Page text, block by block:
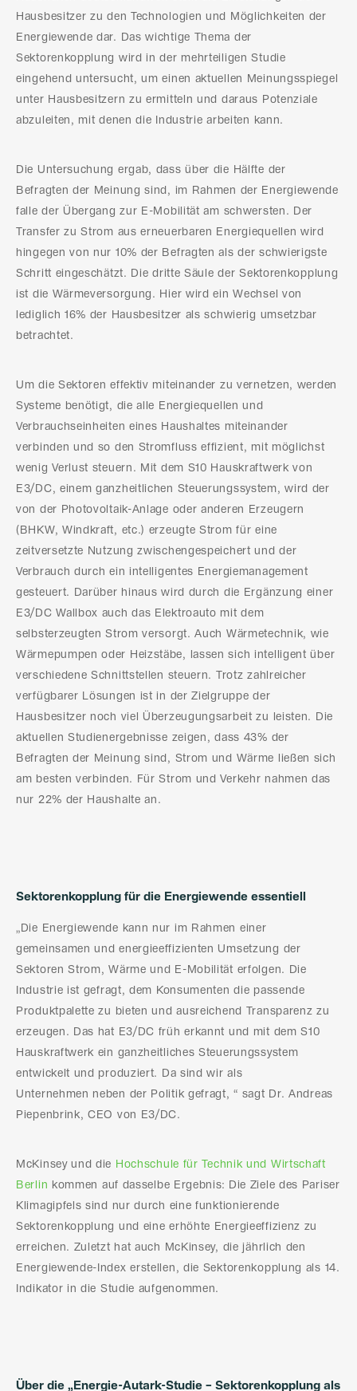
Hausbesitzer zu den Technologien und Möglichkeiten der
Energiewende dar. Das wichtige Thema der
Sektorenkopplung wird in der mehrteiligen Studie
eingehend untersucht, um einen aktuellen Meinungsspiegel
unter Hausbesitzern zu ermitteln und daraus Potenziale
abzuleiten, mit denen die Industrie arbeiten kann.
Die Untersuchung ergab, dass über die Hälfte der
Befragten der Meinung sind, im Rahmen der Energiewende
falle der Übergang zur E-Mobilität am schwersten. Der
Transfer zu Strom aus erneuerbaren Energiequellen wird
hingegen von nur 10% der Befragten als der schwierigste
Schritt eingeschätzt. Die dritte Säule der Sektorenkopplung
ist die Wärmeversorgung. Hier wird ein Wechsel von
lediglich 16% der Hausbesitzer als schwierig umsetzbar
betrachtet.
Um die Sektoren effektiv miteinander zu vernetzen, werden
Systeme benötigt, die alle Energiequellen und
Verbrauchseinheiten eines Haushaltes miteinander
verbinden und so den Stromfluss effizient, mit möglichst
wenig Verlust steuern. Mit dem S10 Hauskraftwerk von
E3/DC, einem ganzheitlichen Steuerungssystem, wird der
von der Photovoltaik-Anlage oder anderen Erzeugern
(BHKW, Windkraft, etc.) erzeugte Strom für eine
zeitversetzte Nutzung zwischengespeichert und der
Verbrauch durch ein intelligentes Energiemanagement
gesteuert. Darüber hinaus wird durch die Ergänzung einer
E3/DC Wallbox auch das Elektroauto mit dem
selbsterzeugten Strom versorgt. Auch Wärmetechnik, wie
Wärmepumpen oder Heizstäbe, lassen sich intelligent über
verschiedene Schnittstellen steuern. Trotz zahlreicher
verfügbarer Lösungen ist in der Zielgruppe der
Hausbesitzer noch viel Überzeugungsarbeit zu leisten. Die
aktuellen Studienergebnisse zeigen, dass 43% der
Befragten der Meinung sind, Strom und Wärme ließen sich
am besten verbinden. Für Strom und Verkehr nahmen das
nur 22% der Haushalte an.
Sektorenkopplung für die Energiewende essentiell
„Die Energiewende kann nur im Rahmen einer
gemeinsamen und energieeffizienten Umsetzung der
Sektoren Strom, Wärme und E-Mobilität erfolgen. Die
Industrie ist gefragt, dem Konsumenten die passende
Produktpalette zu bieten und ausreichend Transparenz zu
erzeugen. Das hat E3/DC früh erkannt und mit dem S10
Hauskraftwerk ein ganzheitliches Steuerungssystem
entwickelt und produziert. Da sind wir als
Unternehmen neben der Politik gefragt, “ sagt Dr. Andreas
Piepenbrink, CEO von E3/DC.
McKinsey und die Hochschule für Technik und Wirtschaft
Berlin kommen auf dasselbe Ergebnis: Die Ziele des Pariser
Klimagipfels sind nur durch eine funktionierende
Sektorenkopplung und eine erhöhte Energieeffizienz zu
erreichen. Zuletzt hat auch McKinsey, die jährlich den
Energiewende-Index erstellen, die Sektorenkopplung als 14.
Indikator in die Studie aufgenommen.
Über die „Energie-Autark-Studie – Sektorenkopplung als